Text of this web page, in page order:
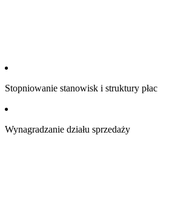
Stopniowanie stanowisk i struktury płac
Wynagradzanie działu sprzedaży